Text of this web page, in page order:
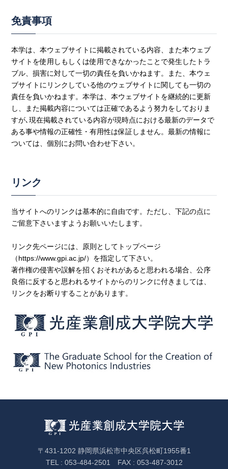
免責事項
本学は、本ウェブサイトに掲載されている内容、また本ウェブ
サイトを使用しもしくは使用できなかったことで発生したトラ
ブル、損害に対して一切の責任を負いかねます。また、本ウェ
ブサイトにリンクしている他のウェブサイトに関しても一切の
責任を負いかねます。本学は、本ウェブサイトを継続的に更新
し、また掲載内容については正確であるよう努力をしておりま
すが､現在掲載されている内容が現時点における最新のデータで
ある事や情報の正確性・有用性は保証しません。最新の情報に
ついては、個別にお問い合わせ下さい。
リンク
当サイトへのリンクは基本的に自由です。ただし、下記の点に
ご留意下さいますようお願いいたします。
リンク先ページには、原則としてトップページ
（https://www.gpi.ac.jp/）を指定して下さい。
著作権の侵害や誤解を招くおそれがあると思われる場合、公序
良俗に反すると思われるサイトからのリンクに付きましては、
リンクをお断りすることがあります。
〒431-1202 静岡県浜松市中央区呉松町1955番1
TEL : 053-484-2501 FAX : 053-487-3012